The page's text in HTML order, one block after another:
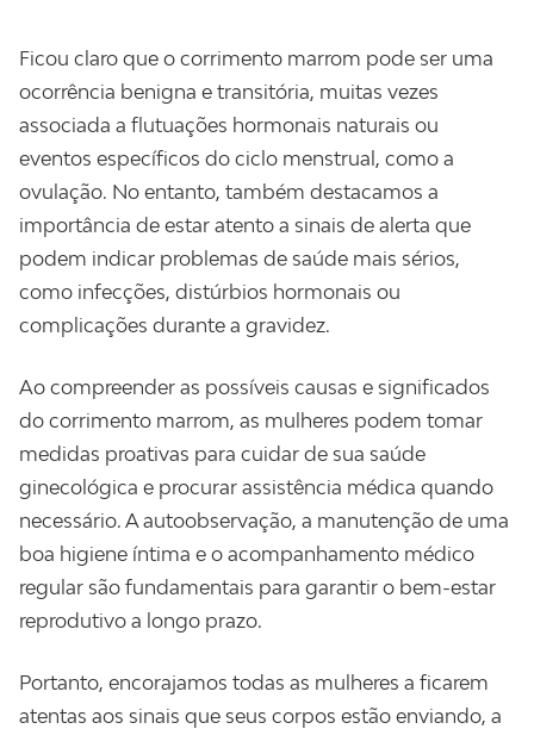
Ficou claro que o corrimento marrom pode ser uma
ocorrência benigna e transitória, muitas vezes
associada a flutuações hormonais naturais ou
eventos específicos do ciclo menstrual, como a
ovulação. No entanto, também destacamos a
importância de estar atento a sinais de alerta que
podem indicar problemas de saúde mais sérios,
como infecções, distúrbios hormonais ou
complicações durante a gravidez.
Ao compreender as possíveis causas e significados
do corrimento marrom, as mulheres podem tomar
medidas proativas para cuidar de sua saúde
ginecológica e procurar assistência médica quando
necessário. A autoobservação, a manutenção de uma
boa higiene íntima e o acompanhamento médico
regular são fundamentais para garantir o bem-estar
reprodutivo a longo prazo.
Portanto, encorajamos todas as mulheres a ficarem
atentas aos sinais que seus corpos estão enviando, a